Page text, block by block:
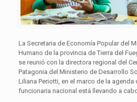
La Secretaria de Economía Popular del
Humano de la provincia de Tierra del
se reunió con la directora regional del
Patagonia del Ministerio de Desarrollo
Liliana Periotti, en el marco de la agenda
funcionaria nacional está llevando a